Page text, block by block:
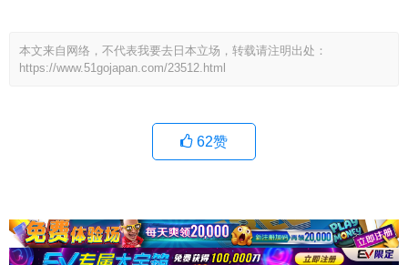
本文来自网络，不代表我要去日本立场，转载请注明出处：
https://www.51gojapan.com/23512.html
62赞